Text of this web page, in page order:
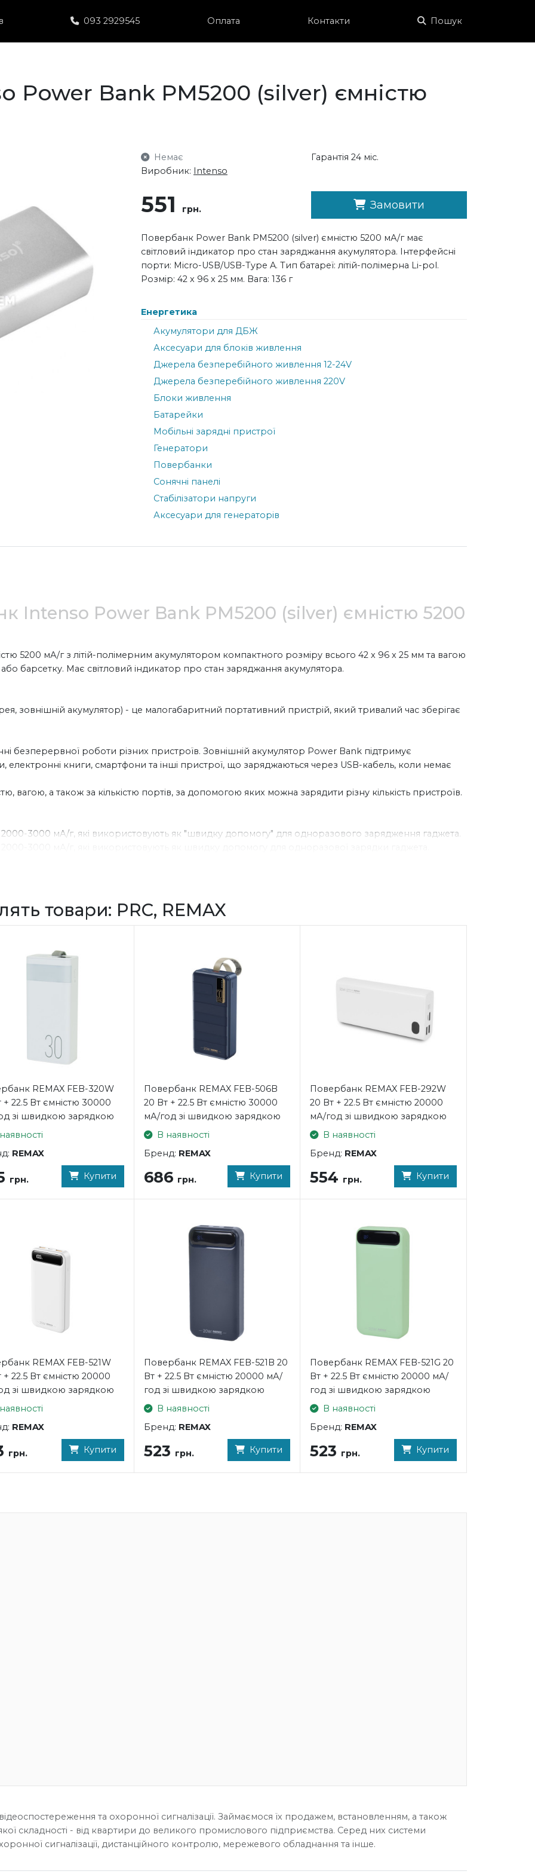
093 2929545 Оплата Контакти Пошук
Power Bank PM5200 (silver) ємністю
Немає
Гарантія 24 міс.
Виробник: Intenso
551 грн. Замовити
Повербанк Power Bank PM5200 (silver) ємністю 5200 мА/г має
світловий індикатор про стан заряджання акумулятора. Інтерфейсні
порти: Micro-USB/USB-Type A. Тип батареї: літій-полімерна Li-pol.
Розмір: 42 x 96 x 25 мм. Вага: 136 г
Енергетика
Акумулятори для ДБЖ
Аксесуари для блоків живлення
Джерела безперебійного живлення 12-24V
Джерела безперебійного живлення 220V
Блоки живлення
Батарейки
Мобільні зарядні пристрої
Генератори
Повербанки
Сонячні панелі
Стабілізатори напруги
Аксесуари для генераторів
Intenso Power Bank PM5200 (silver) ємністю 5200
5200 мА/г з літій-полімерним акумулятором компактного розміру всього 42 x 96 x 25 мм та вагою
барсетку. Має світловий індикатор про стан заряджання акумулятора.
зовнішній акумулятор) - це малогабаритний портативний пристрій, який тривалий час зберігає
безперервної роботи різних пристроїв. Зовнішній акумулятор Power Bank підтримує
електронні книги, смартфони та інші пристрої, що заряджаються через USB-кабель, коли немає
вагою, а також за кількістю портів, за допомогою яких можна зарядити різну кількість пристроїв.
3000 мА/г, які використовують як "швидку допомогу" для одноразового зарядження гаджета.
дисплей із зазначенням рівнем заряду.
можуть бути з різноманітним функціоналом: розетки на 220 або 12 В, можливість заряду від
товари: PRC, REMAX
REMAX FEB-320W
+ 22.5 Вт ємністю 30000
зі швидкою зарядкою
REMAX
грн. Купити
Повербанк REMAX FEB-506B
20 Вт + 22.5 Вт ємністю 30000
мА/год зі швидкою зарядкою
В наявності
Бренд: REMAX
686 грн. Купити
Повербанк REMAX FEB-292W
20 Вт + 22.5 Вт ємністю 20000
мА/год зі швидкою зарядкою
В наявності
Бренд: REMAX
554 грн. Купити
REMAX FEB-521W
+ 22.5 Вт ємністю 20000
зі швидкою зарядкою
REMAX
грн. Купити
Повербанк REMAX FEB-521B 20
Вт + 22.5 Вт ємністю 20000 мА/
год зі швидкою зарядкою
В наявності
Бренд: REMAX
523 грн. Купити
Повербанк REMAX FEB-521G 20
Вт + 22.5 Вт ємністю 20000 мА/
год зі швидкою зарядкою
В наявності
Бренд: REMAX
523 грн. Купити
та охоронної сигналізації. Займаємося їх продажем, встановленням, а також
складності - від квартири до великого промислового підприємства. Серед них системи
сигналізації, дистанційного контролю, мережевого обладнання та інше.